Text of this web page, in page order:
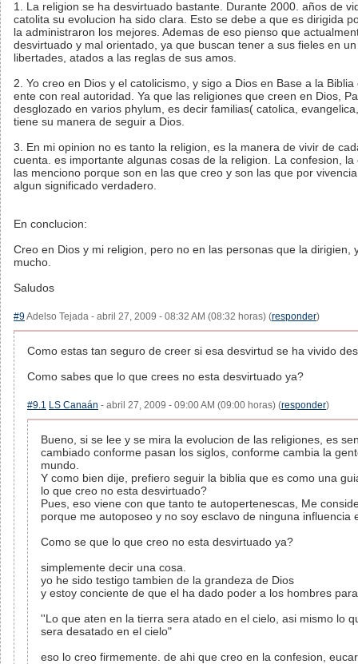
1. La religion se ha desvirtuado bastante. Durante 2000. años de
catolita su evolucion ha sido clara. Esto se debe a que es dirigida
la administraron los mejores. Ademas de eso pienso que
desvirtuado y mal orientado, ya que buscan tener a sus fieles en
libertades, atados a las reglas de sus amos.
2. Yo creo en Dios y el catolicismo, y sigo a Dios en Base a la
ente con real autoridad. Ya que las religiones que creen en Dios,
desglozado en varios phylum, es decir familias( catolica,
tiene su manera de seguir a Dios.
3. En mi opinion no es tanto la religion, es la manera de vivir de
cuenta. es importante algunas cosas de la religion. La confesion, la
las menciono porque son en las que creo y son las que por
algun significado verdadero.
En conclucion:
Creo en Dios y mi religion, pero no en las personas que la dirigien,
mucho.
Saludos
#9Adelso Tejada - abril 27, 2009 - 08:32 AM (08:32 horas) (responder)
Como estas tan seguro de creer si esa desvirtud se ha vivido
Como sabes que lo que crees no esta desvirtuado ya?
#9.1 LS Canaán - abril 27, 2009 - 09:00 AM (09:00 horas) (responder)
Bueno, si se lee y se mira la evolucion de las religiones, es
cambiado conforme pasan los siglos, conforme cambia la
mundo.
Y como bien dije, prefiero seguir la biblia que es como una
lo que creo no esta desvirtuado?
Pues, eso viene con que tanto te autopertenescas, Me
porque me autoposeo y no soy esclavo de ninguna influencia
Como se que lo que creo no esta desvirtuado ya?
simplemente decir una cosa.
yo he sido testigo tambien de la grandeza de Dios
y estoy conciente de que el ha dado poder a los hombres
''Lo que aten en la tierra sera atado en el cielo, asi mismo lo
sera desatado en el cielo"
eso lo creo firmemente. de ahi que creo en la confesion,